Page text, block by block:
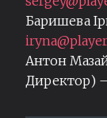
Баришева
Антон
Директор)